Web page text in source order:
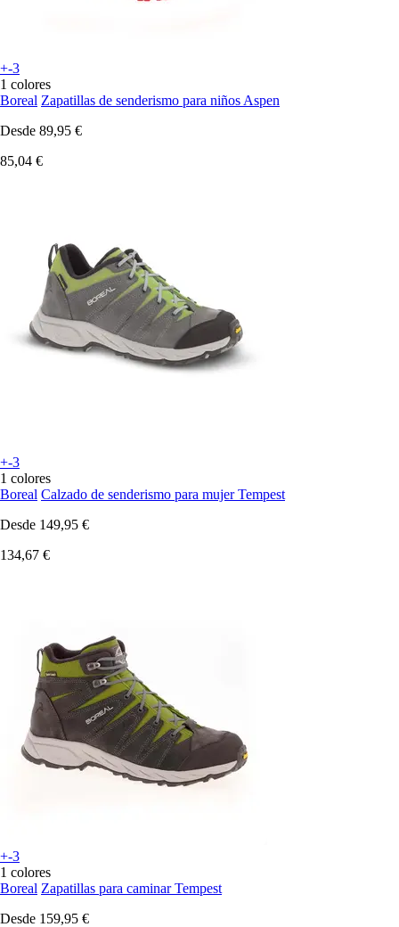
+-3
1 colores
Boreal Zapatillas de senderismo para niños Aspen
Desde 89,95 €
85,04 €
+-3
1 colores
Boreal Calzado de senderismo para mujer Tempest
Desde 149,95 €
134,67 €
+-3
1 colores
Boreal Zapatillas para caminar Tempest
Desde 159,95 €